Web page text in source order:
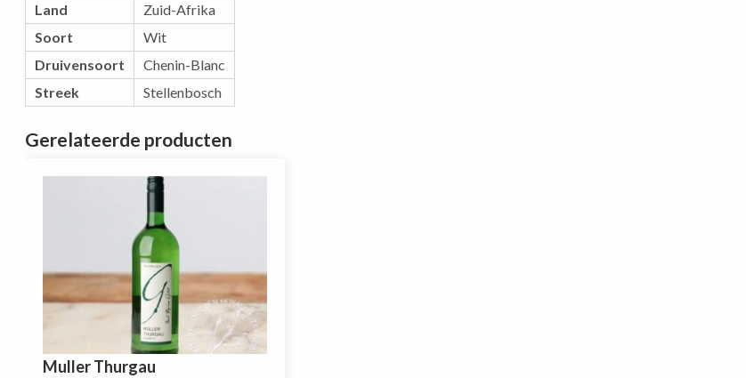
Land
Zuid-Afrika
Soort
Wit
Druivensoort
Chenin-Blanc
Streek
Stellenbosch
Gerelateerde producten
Muller Thurgau